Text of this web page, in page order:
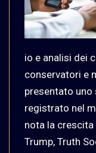
io e analisi dei
conservatori e
presentato
registrato nel
nota la
Trump, Truth